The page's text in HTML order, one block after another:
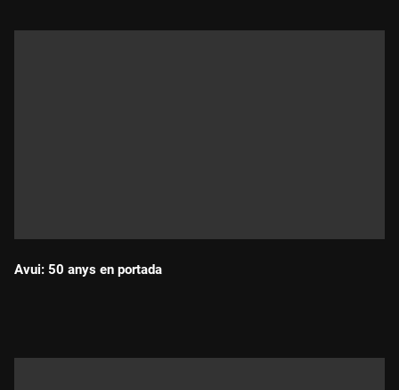
Avui: 50 anys en portada